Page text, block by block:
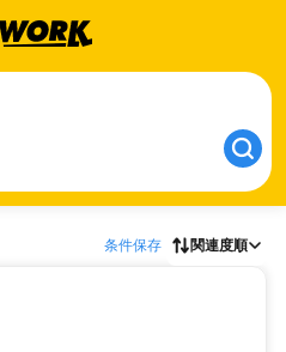
条件保存 関連度順